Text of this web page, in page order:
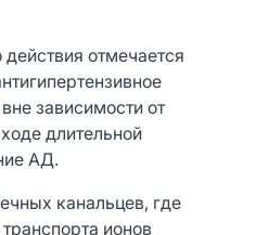
отмечается
зависимости от
длительной
АД.
канальцев, где
ионов